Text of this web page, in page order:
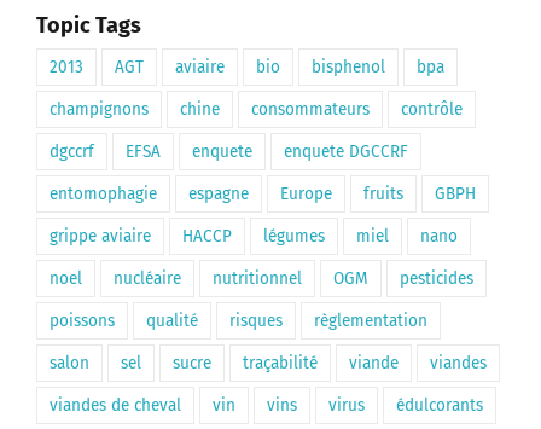
Topic Tags
2013 AGT aviaire bio bisphenol bpa
champignons chine consommateurs contrôle
dgccrf EFSA enquete enquete DGCCRF
entomophagie espagne Europe fruits GBPH
grippe aviaire HACCP légumes miel nano
noel nucléaire nutritionnel OGM pesticides
poissons qualité risques règlementation
salon sel sucre traçabilité viande viandes
viandes de cheval vin vins virus édulcorants